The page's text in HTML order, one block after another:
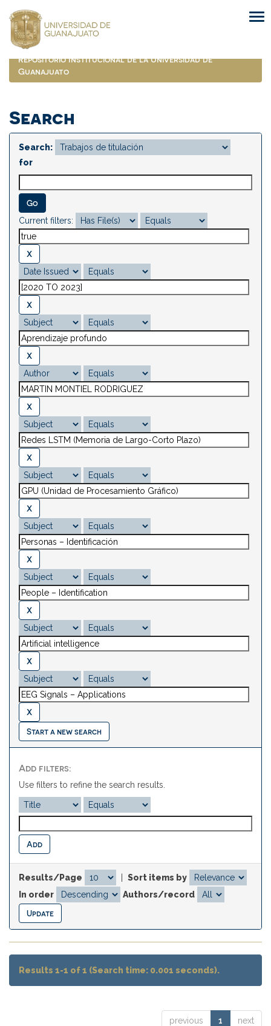
navigation
Repositorio Institucional de la Universidad de
Guanajuato
Search
Search:
for
Current filters:
Start a new search
Add filters:
Use filters to refine the search results.
Results/Page
Sort items by
In order
Authors/record
Results 1-1 of 1 (Search time: 0.001 seconds).
previous 1 next